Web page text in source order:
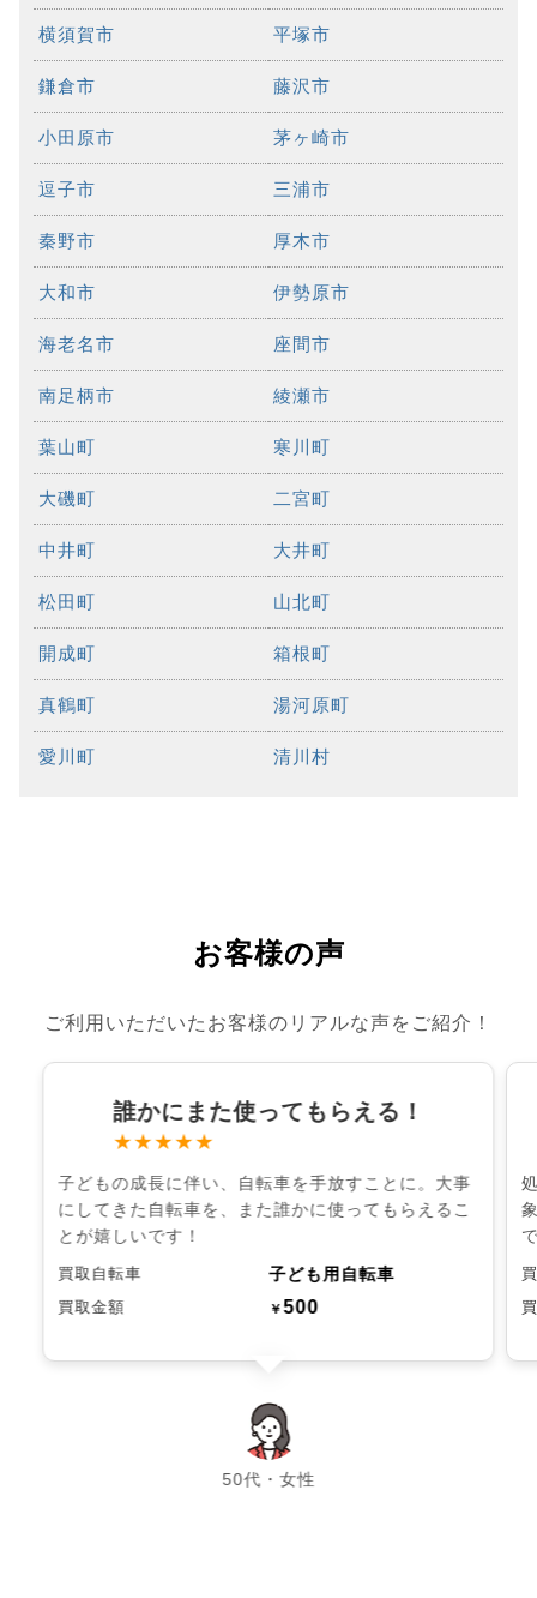
横須賀市 平塚市
鎌倉市 藤沢市
小田原市 茅ヶ崎市
逗子市 三浦市
秦野市 厚木市
大和市 伊勢原市
海老名市 座間市
南足柄市 綾瀬市
葉山町 寒川町
大磯町 二宮町
中井町 大井町
松田町 山北町
開成町 箱根町
真鶴町 湯河原町
愛川町 清川村
お客様の声
ご利用いただいたお客様のリアルな声をご紹介！
誰かにまた使ってもらえる！
★★★★★
子どもの成長に伴い、自転車を手放すことに。大事
にしてきた自転車を、また誰かに使ってもらえるこ
とが嬉しいです！
買取自転車 子ども用自転車
買取金額 ￥500
50代・女性
chevron_left chevron_right